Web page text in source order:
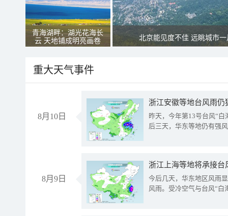
青海湖畔：湖光花海长
云 天地铺成明亮画卷
北京能见度不佳 远眺城市
重大天气事件
8月10日
浙江安徽等地台风雨
昨天，今年第13号台风“
后三天，华东等地仍有强
8月9日
浙江上海等地将承接台
今后几天，华东地区风雨
风雨。受冷空气与台风“白